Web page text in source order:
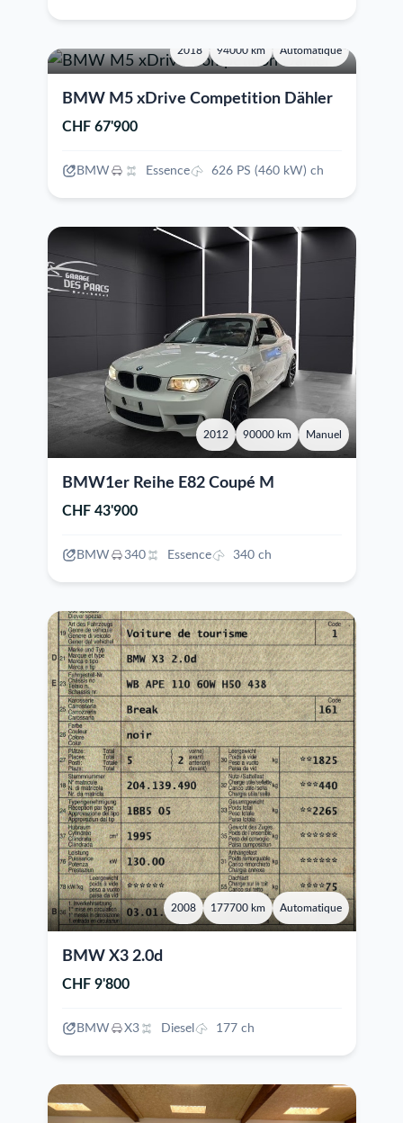
2018 94000 km Automatique
BMW M5 xDrive Competition Dähler
CHF 67'900
BMW Essence 626 PS (460 kW) ch
2012 90000 km Manuel
BMW1er Reihe E82 Coupé M
CHF 43'900
BMW 340 Essence 340 ch
2008 177700 km Automatique
BMW X3 2.0d
CHF 9'800
BMW X3 Diesel 177 ch